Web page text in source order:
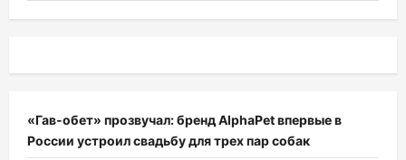
«Гав-обет» прозвучал: бренд AlphaPet впервые в
России устроил свадьбу для трех пар собак